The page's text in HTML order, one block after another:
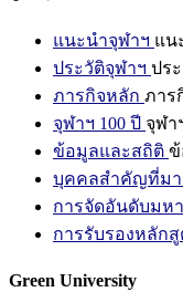
แนะนำจุฬาฯ แน
ประวัติจุฬาฯ ปร
ภารกิจหลัก ภาร
จุฬาฯ 100 ปี จุฬา
ข้อมูลและสถิติ ข้
บุคคลสำคัญที่มา
การจัดอันดับมห
การรับรองหลักสู
Green University